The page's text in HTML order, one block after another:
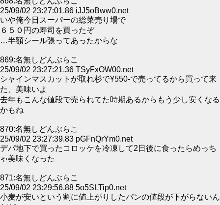
25/09/02 23:27:01.86 iJJ5oBww0.net
いや俺今日スーパーの総菜売り場で
６５０円の寿司を買ったぞ
…半額シール張ってあったからな
869:名無しどんぶらこ
25/09/02 23:27:21.36 TSyFxOW00.net
シャインマスカットが取れ杉で¥550-で売ってるから買って来
た、美味いよ
去年もこんな値段で売られてた時期あるからもう少し安くなる
かもね
870:名無しどんぶらこ
25/09/02 23:27:39.83 pGFnQrYm0.net
デパ地下で買ったコロッケを冷凍して2日後に食ったらめっち
ゃ美味くなった
871:名無しどんぶらこ
25/09/02 23:29:56.88 5o5SLTip0.net
小麦が安いという割に値上がりしたパンの値段が下がらないん